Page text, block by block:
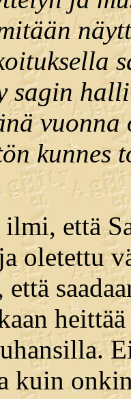
sagin
kunnes
että
oletettu
että
kuin